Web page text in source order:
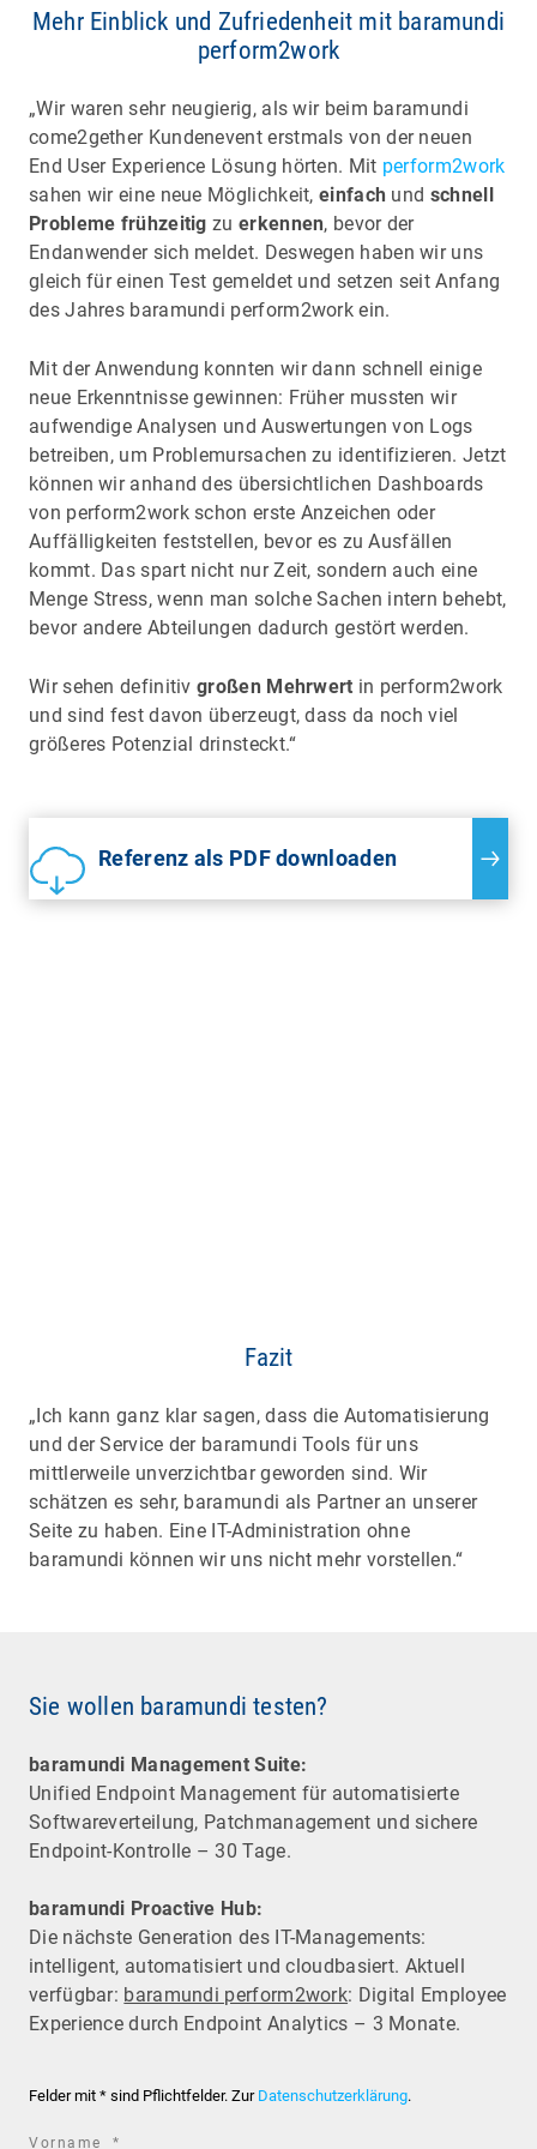
Mehr Einblick und Zufriedenheit mit baramundi
perform2work
„Wir waren sehr neugierig, als wir beim baramundi
come2gether Kundenevent erstmals von der neuen
End User Experience Lösung hörten. Mit perform2work
sahen wir eine neue Möglichkeit,einfach und schnell
Probleme frühzeitig zu erkennen, bevor der
Endanwender sich meldet. Deswegen haben wir uns
gleich für einen Test gemeldet und setzen seit Anfang
des Jahres baramundi perform2work ein.
Mit der Anwendung konnten wir dann schnell einige
neue Erkenntnisse gewinnen: Früher mussten wir
aufwendige Analysen und Auswertungen von Logs
betreiben, um Problemursachen zu identifizieren. Jetzt
können wir anhand des übersichtlichen Dashboards
von perform2work schon erste Anzeichen oder
Auffälligkeiten feststellen, bevor es zu Ausfällen
kommt. Das spart nicht nur Zeit, sondern auch eine
Menge Stress, wenn man solche Sachen intern behebt,
bevor andere Abteilungen dadurch gestört werden.
Wir sehen definitivgroßen Mehrwert in perform2work
und sind fest davon überzeugt, dass da noch viel
größeres Potenzial drinsteckt.“
Referenz als PDF downloaden
Fazit
„Ich kann ganz klar sagen, dass die Automatisierung
und der Service der baramundi Tools für uns
mittlerweile unverzichtbar geworden sind. Wir
schätzen es sehr, baramundi als Partner an unserer
Seite zu haben. Eine IT-Administration ohne
baramundi können wir uns nicht mehr vorstellen.“
Sie wollen baramundi testen?
baramundi Management Suite:
Unified Endpoint Management für automatisierte
Software­verteilung, Patchmanagement und sichere
Endpoint-Kontrolle – 30 Tage.
baramundi Proactive Hub:
Die nächste Generation des IT-Managements:
intelligent, automatisiert und cloudbasiert. Aktuell
verfügbar: baramundi perform2work: Digital Employee
Experience durch Endpoint Analytics – 3 Monate.
Felder mit * sind Pflichtfelder. Zur Datenschutzerklärung.
Vorname *